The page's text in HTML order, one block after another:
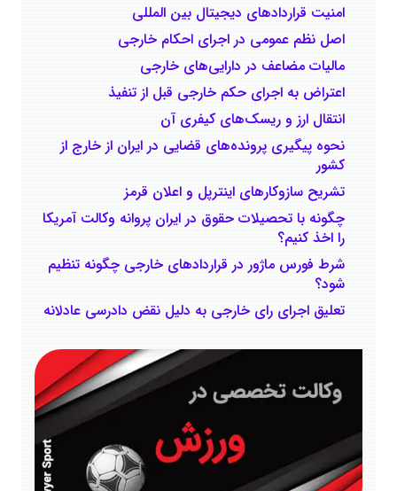
امنیت قراردادهای دیجیتال بین المللی
اصل نظم عمومی در اجرای احکام خارجی
مالیات مضاعف در دارایی‌های خارجی
اعتراض به اجرای حکم خارجی قبل از تنفیذ
انتقال ارز و ریسک‌های کیفری آن
نحوه پیگیری پرونده‌های قضایی در ایران از خارج از
کشور
تشریح سازوکارهای اینترپل و اعلان قرمز
چگونه با تحصیلات حقوق در ایران پروانه وکالت آمریکا
را اخذ کنیم؟
شرط فورس ماژور در قراردادهای خارجی چگونه تنظیم
‌شود؟
تعلیق اجرای رای خارجی به دلیل نقض دادرسی عادلانه